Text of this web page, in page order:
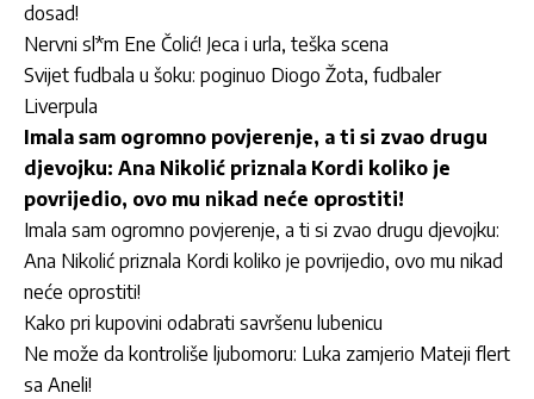
dosad!
Nervni sl*m Ene Čolić! Jeca i urla, teška scena
Svijet fudbala u šoku: poginuo Diogo Žota, fudbaler
Liverpula
Imala sam ogromno povjerenje, a ti si zvao drugu
djevojku: Ana Nikolić priznala Kordi koliko je
povrijedio, ovo mu nikad neće oprostiti!
Imala sam ogromno povjerenje, a ti si zvao drugu djevojku:
Ana Nikolić priznala Kordi koliko je povrijedio, ovo mu nikad
neće oprostiti!
Kako pri kupovini odabrati savršenu lubenicu
Ne može da kontroliše ljubomoru: Luka zamjerio Mateji flert
sa Aneli!